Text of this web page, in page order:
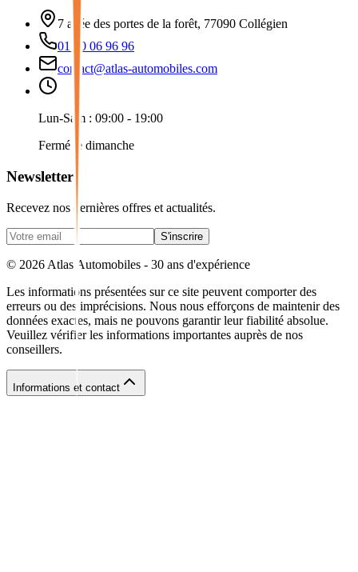
7 allée des portes de la forêt, 77090 Collégien
01 60 06 96 96
contact@atlas-automobiles.com
Lun-Sam : 09:00 - 19:00
Fermé le dimanche
Newsletter
Recevez nos dernières offres et actualités.
S'inscrire
© 2026 Atlas Automobiles - 30 ans d'expérience
Les informations présentées sur ce site peuvent comporter des
erreurs ou des imprécisions. Nous nous efforçons de maintenir des
données exactes, mais ne pouvons garantir leur fiabilité absolue.
Veuillez vérifier les informations importantes auprès de nos
conseillers.
Informations et contact